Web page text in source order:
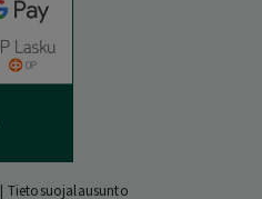
| Tietosuojalausunto